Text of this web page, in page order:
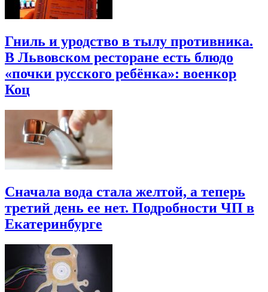
Гниль и уродство в тылу противника.
В Львовском ресторане есть блюдо
«почки русского ребёнка»: военкор
Коц
Сначала вода стала желтой, а теперь
третий день ее нет. Подробности ЧП в
Екатеринбурге